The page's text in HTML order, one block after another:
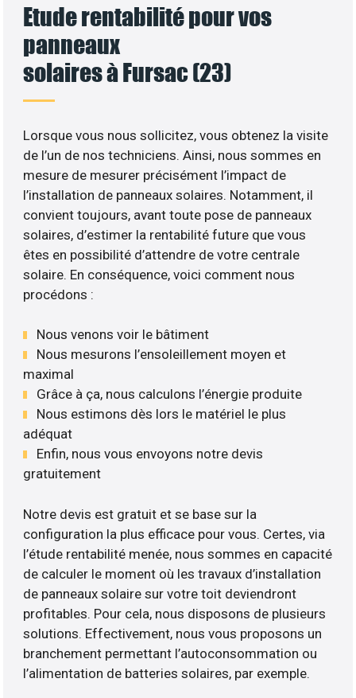
Etude rentabilité pour vos
panneaux
solaires à Fursac (23)
Lorsque vous nous sollicitez, vous obtenez la visite
de l’un de nos techniciens. Ainsi, nous sommes en
mesure de mesurer précisément l’impact de
l’installation de panneaux solaires. Notamment, il
convient toujours, avant toute pose de panneaux
solaires, d’estimer la rentabilité future que vous
êtes en possibilité d’attendre de votre centrale
solaire. En conséquence, voici comment nous
procédons :
Nous venons voir le bâtiment
Nous mesurons l’ensoleillement moyen et
maximal
Grâce à ça, nous calculons l’énergie produite
Nous estimons dès lors le matériel le plus
adéquat
Enfin, nous vous envoyons notre devis
gratuitement
Notre devis est gratuit et se base sur la
configuration la plus efficace pour vous. Certes, via
l’étude rentabilité menée, nous sommes en capacité
de calculer le moment où les travaux d’installation
de panneaux solaire sur votre toit deviendront
profitables. Pour cela, nous disposons de plusieurs
solutions. Effectivement, nous vous proposons un
branchement permettant l’autoconsommation ou
l’alimentation de batteries solaires, par exemple.